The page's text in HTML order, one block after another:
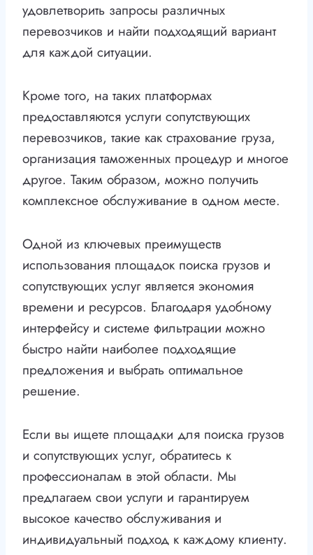
удовлетворить запросы различных
перевозчиков и найти подходящий вариант
для каждой ситуации.
Кроме того, на таких платформах
предоставляются услуги сопутствующих
перевозчиков, такие как страхование груза,
организация таможенных процедур и многое
другое. Таким образом, можно получить
комплексное обслуживание в одном месте.
Одной из ключевых преимуществ
использования площадок поиска грузов и
сопутствующих услуг является экономия
времени и ресурсов. Благодаря удобному
интерфейсу и системе фильтрации можно
быстро найти наиболее подходящие
предложения и выбрать оптимальное
решение.
Если вы ищете площадки для поиска грузов
и сопутствующих услуг, обратитесь к
профессионалам в этой области. Мы
предлагаем свои услуги и гарантируем
высокое качество обслуживания и
индивидуальный подход к каждому клиенту.